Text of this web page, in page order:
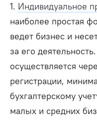
1. Индивидуальное
наиболее простая
ведет бизнес и
за его
осуществляется
регистрации,
бухгалтерскому
малых и средних